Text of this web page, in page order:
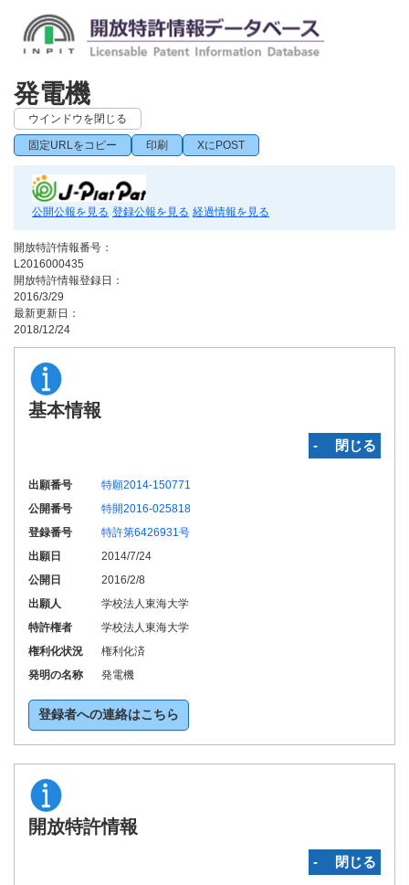
発電機
ウインドウを閉じる
固定URLをコピー 印刷 XにPOST
公開公報を見る 登録公報を見る 経過情報を見る
開放特許情報番号：
L2016000435
開放特許情報登録日：
2016/3/29
最新更新日：
2018/12/24
基本情報
‐ 閉じる
出願番号
特願2014-150771
公開番号
特開2016-025818
登録番号
特許第6426931号
出願日
2014/7/24
公開日
2016/2/8
出願人
学校法人東海大学
特許権者
学校法人東海大学
権利化状況
権利化済
発明の名称
発電機
登録者への連絡はこちら
開放特許情報
‐ 閉じる